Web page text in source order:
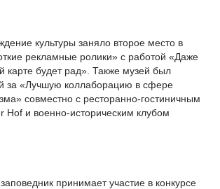
культуры заняло второе место в
рекламные ролики» с работой «Даже
карте будет рад». Также музей был
за «Лучшую коллаборацию в сфере
совместно с ресторанно-гостиничным
Hof и военно-историческим клубом
принимает участие в конкурсе